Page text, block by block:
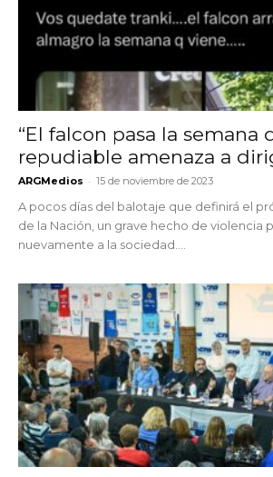
“El falcon pasa la semana
repudiable amenaza a
ARGMedios - 15 de noviembre de 2023
A pocos días del balotaje que definirá el
de la Nación, un grave hecho de violencia
nuevamente a la sociedad....